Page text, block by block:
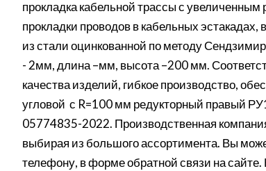
прокладка кабельной трассы с
прокладки проводов в кабельных
из стали оцинкованной по методу
- 2мм, длина –мм, высота –200 мм.
качества изделий, гибкое производство,
угловой с R=100 мм редукторный правый
05774835-2022. Производственная
выбирая из большого ассортимента. Вы
телефону, в форме обратной связи на